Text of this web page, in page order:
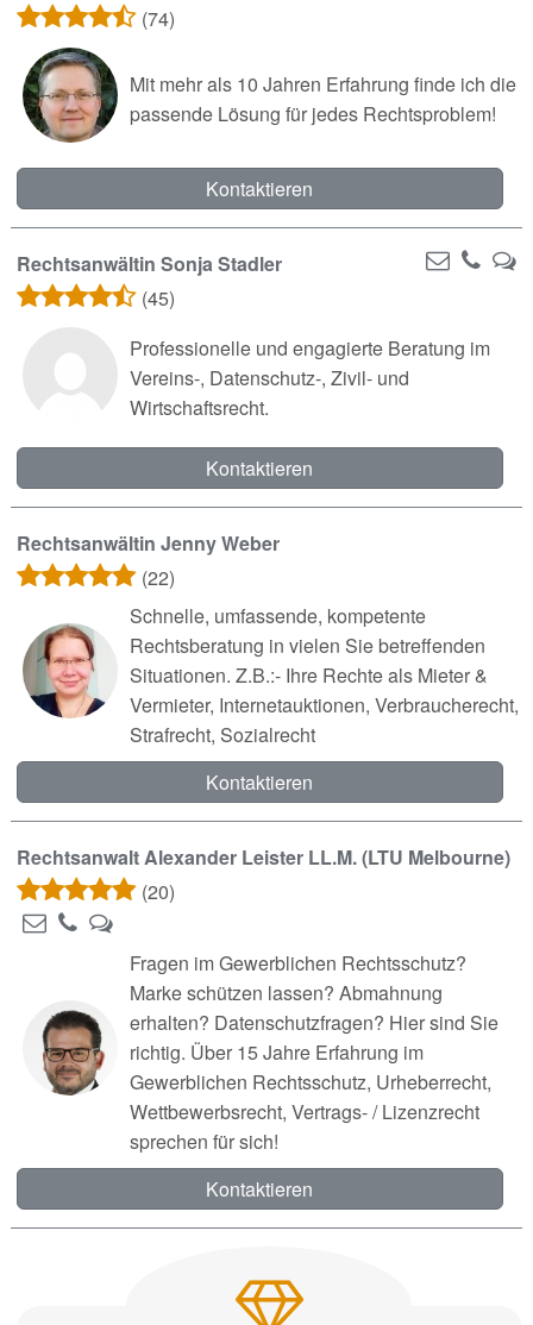
(74)
Mit mehr als 10 Jahren Erfahrung finde ich die
passende Lösung für jedes Rechtsproblem!
Kontaktieren
Rechtsanwältin Sonja Stadler
(45)
Professionelle und engagierte Beratung im
Vereins-, Datenschutz-, Zivil- und
Wirtschaftsrecht.
Kontaktieren
Rechtsanwältin Jenny Weber
(22)
Schnelle, umfassende, kompetente
Rechtsberatung in vielen Sie betreffenden
Situationen. Z.B.:- Ihre Rechte als Mieter &
Vermieter, Internetauktionen, Verbraucherecht,
Strafrecht, Sozialrecht
Kontaktieren
Rechtsanwalt Alexander Leister LL.M. (LTU Melbourne)
(20)
Fragen im Gewerblichen Rechtsschutz?
Marke schützen lassen? Abmahnung
erhalten? Datenschutzfragen? Hier sind Sie
richtig. Über 15 Jahre Erfahrung im
Gewerblichen Rechtsschutz, Urheberrecht,
Wettbewerbsrecht, Vertrags- / Lizenzrecht
sprechen für sich!
Kontaktieren